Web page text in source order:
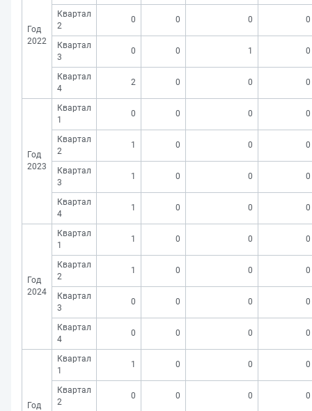
Год
2022
Квартал
2
0 0 0 0
Квартал
3
0 0 1 0
Квартал
4
2 0 0 0
Год
2023
Квартал
1
0 0 0 0
Квартал
2
1 0 0 0
Квартал
3
1 0 0 0
Квартал
4
1 0 0 0
Год
2024
Квартал
1
1 0 0 0
Квартал
2
1 0 0 0
Квартал
3
0 0 0 0
Квартал
4
0 0 0 0
Год
Квартал
1
1 0 0 0
Квартал
2
0 0 0 0